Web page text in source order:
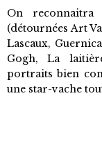
On reconnaitra
(détournées Art
Lascaux,
Gogh, La
portraits bien
une star-vache